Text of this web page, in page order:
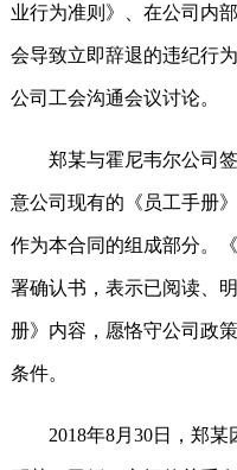
业行为准则》、在公司内
会导致立即辞退的违纪行
公司工会沟通会议讨论。
郑某与霍尼韦尔公司签
意公司现有的《员工手册
作为本合同的组成部分。
署确认书，表示已阅读、
册》内容，愿恪守公司政
条件。
2018年8月30日，郑某